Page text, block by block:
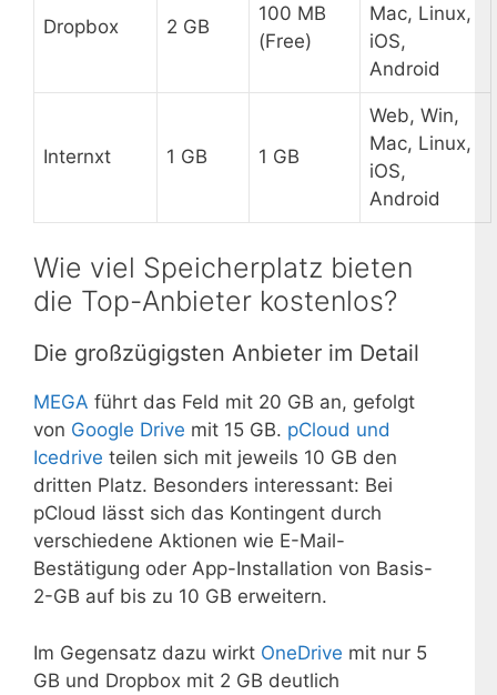
Dropbox 2 GB
100 MB
(Free)
Mac, Linux,
iOS,
Android
Internxt 1 GB 1 GB
Web, Win,
Mac, Linux,
iOS,
Android
Wie viel Speicherplatz bieten
die Top-Anbieter kostenlos?
Die großzügigsten Anbieter im Detail
MEGA führt das Feld mit 20 GB an, gefolgt
von Google Drive mit 15 GB. pCloud und
Icedrive teilen sich mit jeweils 10 GB den
dritten Platz. Besonders interessant: Bei
pCloud lässt sich das Kontingent durch
verschiedene Aktionen wie E-Mail-
Bestätigung oder App-Installation von Basis-
2-GB auf bis zu 10 GB erweitern.
Im Gegensatz dazu wirkt OneDrive mit nur 5
GB und Dropbox mit 2 GB deutlich